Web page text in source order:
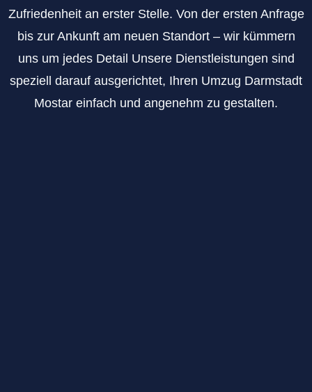
Zufriedenheit an erster Stelle. Von der ersten Anfrage
bis zur Ankunft am neuen Standort – wir kümmern
uns um jedes Detail Unsere Dienstleistungen sind
speziell darauf ausgerichtet, Ihren Umzug Darmstadt
Mostar einfach und angenehm zu gestalten.